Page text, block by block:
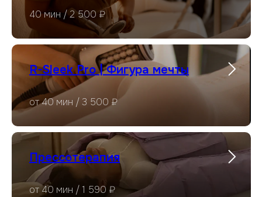
40 мин / 2 500 ₽
R-Sleek Pro | Фигура мечты
от 40 мин / 3 500 ₽
Прессотерапия
от 40 мин / 1 590 ₽